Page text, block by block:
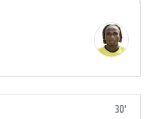
30'